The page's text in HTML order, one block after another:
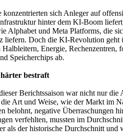
sich Anleger auf
hinter dem KI-Boom
Alphabet und Meta Platforms, die
liefern. Doch die KI-Revolution geht
Energie, Rechenzentren,
Speicherchips ab.
bestraft
Berichtssaison war nicht nur
Art und Weise, wie der Markt im
belohnt, negative Überraschungen
verfehlten, mussten im
als der historische Durchschnitt und